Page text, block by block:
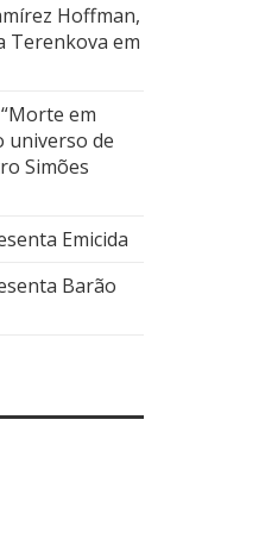
Hoffman,
Terenkova em
em
universo de
Simões
Emicida
Barão